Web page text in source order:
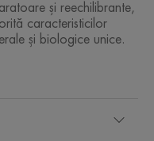
și reechilibrante,
caracteristicilor
și biologice unice.